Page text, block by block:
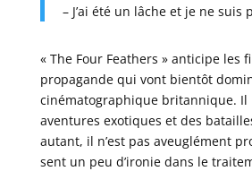
– J’ai été un lâche et je ne suis
« The Four Feathers » anticipe les
propagande qui vont bientôt
cinématographique britannique. Il
aventures exotiques et des
autant, il n’est pas aveuglément
sent un peu d’ironie dans le